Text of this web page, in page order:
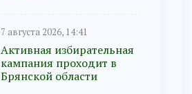
7 августа 2026, 14:41
Активная избирательная
кампания проходит в
Брянской области